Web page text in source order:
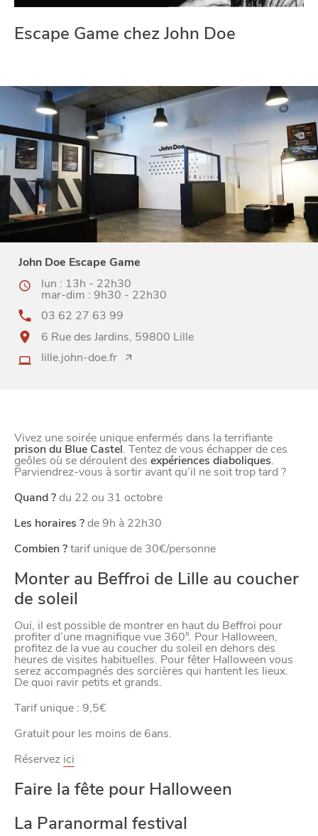
Escape Game chez John Doe
John Doe Escape Game
lun : 13h - 22h30
mar-dim : 9h30 - 22h30
03 62 27 63 99
6 Rue des Jardins, 59800 Lille
lille.john-doe.fr
Vivez une soirée unique enfermés dans la terrifiante
prison du Blue Castel. Tentez de vous échapper de ces
geôles où se déroulent des expériences diaboliques.
Parviendrez-vous à sortir avant qu’il ne soit trop tard ?
Quand ?du 22 ou 31 octobre
Les horaires ?de 9h à 22h30
Combien ?tarif unique de 30€/personne
Monter au Beffroi de Lille au coucher
de soleil
Oui, il est possible de montrer en haut du Beffroi pour
profiter d’une magnifique vue 360°. Pour Halloween,
profitez de la vue au coucher du soleil en dehors des
heures de visites habituelles. Pour fêter Halloween vous
serez accompagnés des sorcières qui hantent les lieux.
De quoi ravir petits et grands.
Tarif unique : 9,5€
Gratuit pour les moins de 6ans.
Réservez ici
Faire la fête pour Halloween
La Paranormal festival
VIVRE
dans
le NORD